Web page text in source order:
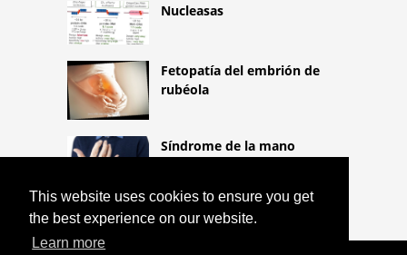
This website uses cookies to ensure you get
the best experience on our website.
Learn more
Nucleasas
Fetopatía del embrión de
rubéola
Síndrome de la mano